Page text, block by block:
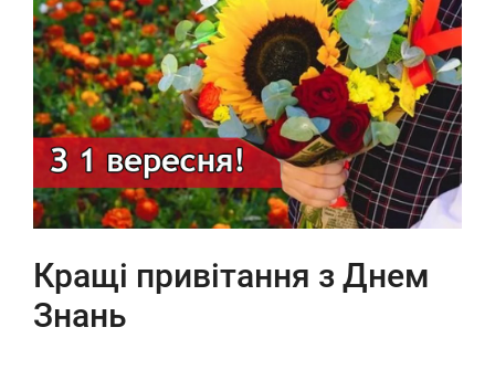
Кращі привітання з Днем
Знань